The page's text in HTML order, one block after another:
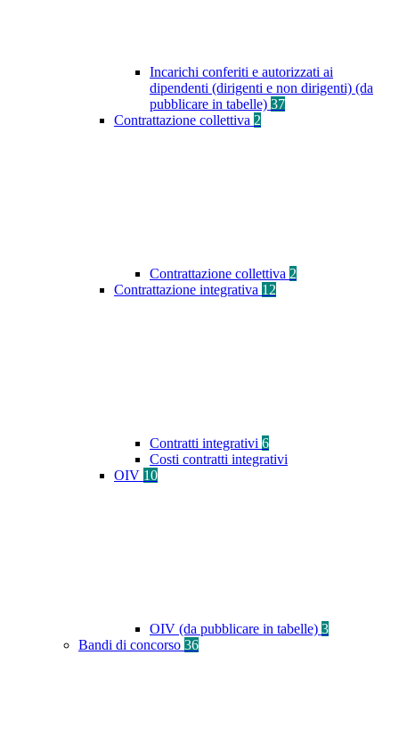
Incarichi conferiti e autorizzati ai
dipendenti (dirigenti e non dirigenti) (da
pubblicare in tabelle) 37
Contrattazione collettiva 2
Contrattazione collettiva 2
Contrattazione integrativa 12
Contratti integrativi 6
Costi contratti integrativi
OIV 10
OIV (da pubblicare in tabelle) 3
Bandi di concorso 36